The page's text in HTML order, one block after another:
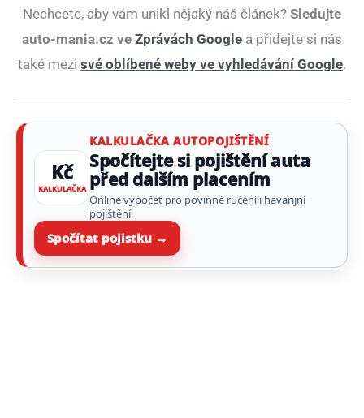
Nechcete, aby vám unikl nějaký náš článek? Sledujte
auto-mania.cz ve Zprávách Google a přidejte si nás
také mezi své oblíbené weby ve vyhledávání Google.
Kč
KALKULAČKA
KALKULAČKA AUTOPOJIŠTĚNÍ
Spočítejte si pojištění auta
před dalším placením
Online výpočet pro povinné ručení i havarijní
pojištění.
Spočítat pojistku →